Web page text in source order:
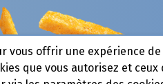
vous offrir une expérience
que vous autorisez et ceux